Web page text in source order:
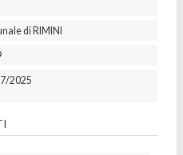
di RIMINI
2025